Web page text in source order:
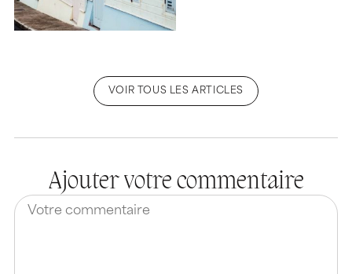
VOIR TOUS LES ARTICLES
Ajouter votre commentaire